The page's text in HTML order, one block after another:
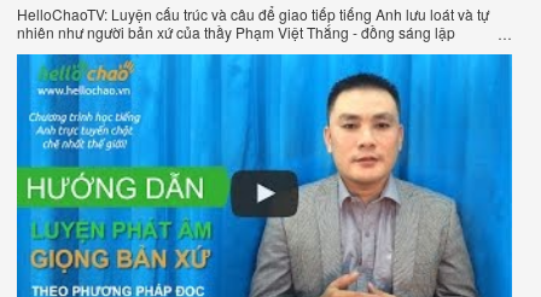
HelloChaoTV: Luyện cấu trúc và câu để giao tiếp tiếng Anh lưu loát và tự
nhiên như người bản xứ của thầy Phạm Việt Thắng - đồng sáng lập
HelloChao.vn - Trang web học tiếng Anh trực tuyến chặt chẽ nhất thế giới.